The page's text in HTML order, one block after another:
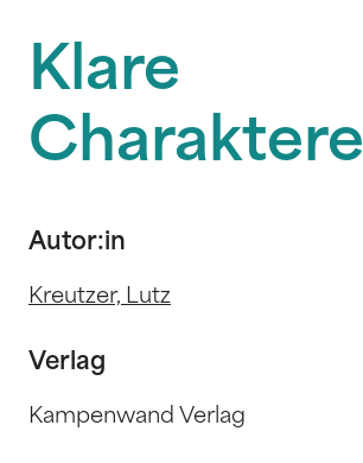
Klare
Charaktere
Autor:in
Kreutzer, Lutz
Verlag
Kampenwand Verlag